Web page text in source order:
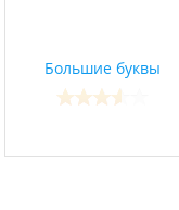
Большие буквы